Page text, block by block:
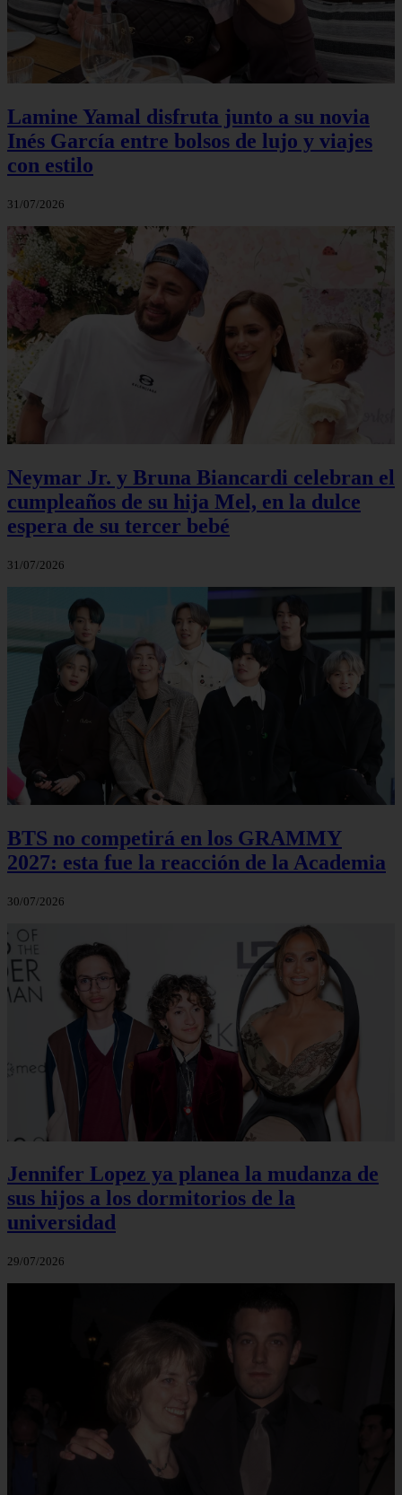
Lamine Yamal disfruta junto a su novia
Inés García entre bolsos de lujo y viajes
con estilo
31/07/2026
Neymar Jr. y Bruna Biancardi celebran el
cumpleaños de su hija Mel, en la dulce
espera de su tercer bebé
31/07/2026
BTS no competirá en los GRAMMY
2027: esta fue la reacción de la Academia
30/07/2026
Jennifer Lopez ya planea la mudanza de
sus hijos a los dormitorios de la
universidad
29/07/2026